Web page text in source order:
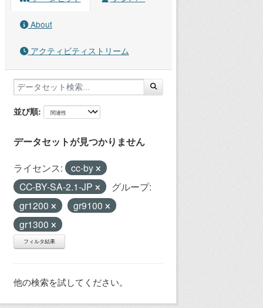
About
アクティビティストリーム
並び順
データセットが見つかりません
ライセンス:
cc-by
CC-BY-SA-2.1-JP
グループ:
gr1200
gr9100
gr1300
フィルタ結果
他の検索を試してください。